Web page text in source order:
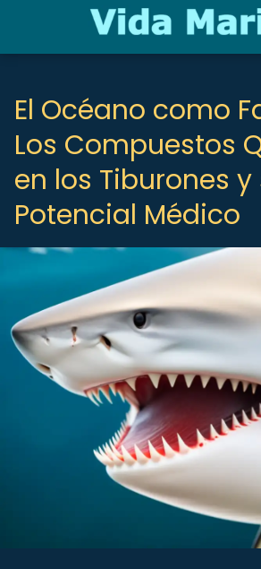
El Océano como
Los Compuestos
en los Tiburones y
Potencial Médico